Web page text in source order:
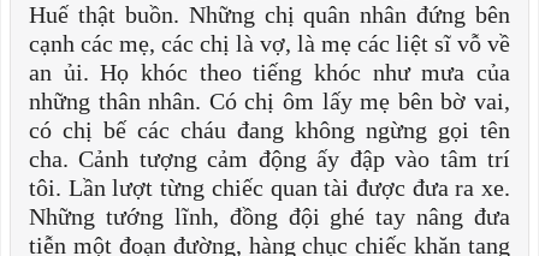
Huế thật buồn. Những chị quân nhân đứng bên
cạnh các mẹ, các chị là vợ, là mẹ các liệt sĩ vỗ về
an ủi. Họ khóc theo tiếng khóc như mưa của
những thân nhân. Có chị ôm lấy mẹ bên bờ vai,
có chị bế các cháu đang không ngừng gọi tên
cha. Cảnh tượng cảm động ấy đập vào tâm trí
tôi. Lần lượt từng chiếc quan tài được đưa ra xe.
Những tướng lĩnh, đồng đội ghé tay nâng đưa
tiễn một đoạn đường, hàng chục chiếc khăn tang